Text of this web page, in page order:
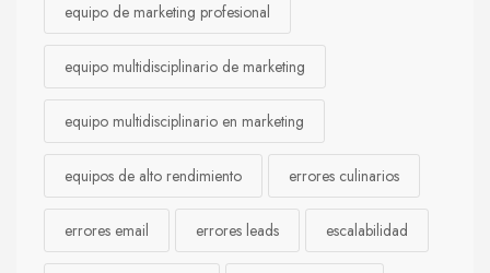
equipo de marketing profesional
equipo multidisciplinario de marketing
equipo multidisciplinario en marketing
equipos de alto rendimiento errores culinarios
errores email errores leads escalabilidad